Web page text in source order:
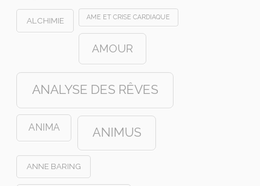
ALCHIMIE AME ET CRISE CARDIAQUE
AMOUR
ANALYSE DES RÊVES
ANIMA ANIMUS
ANNE BARING